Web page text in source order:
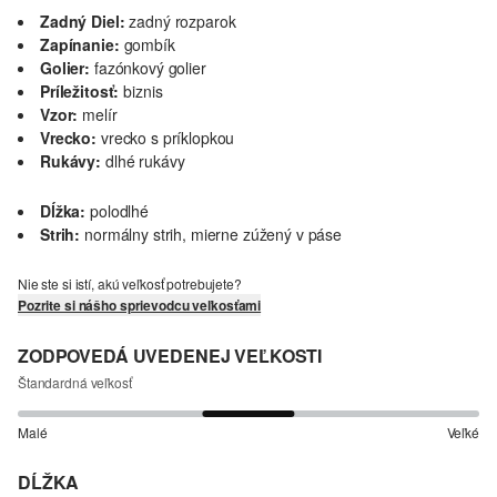
Zadný Diel: zadný rozparok
Zapínanie: gombík
Golier: fazónkový golier
Príležitosť: biznis
Vzor: melír
Vrecko: vrecko s príklopkou
Rukávy: dlhé rukávy
Dĺžka: polodlhé
Strih: normálny strih, mierne zúžený v páse
Nie ste si istí, akú veľkosť potrebujete?
Pozrite si nášho sprievodcu veľkosťami
ZODPOVEDÁ UVEDENEJ VEĽKOSTI
Štandardná veľkosť
Malé Veľké
DĹŽKA